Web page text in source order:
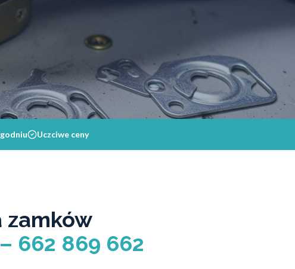
Uczciwe ceny
zamków
662 869 662